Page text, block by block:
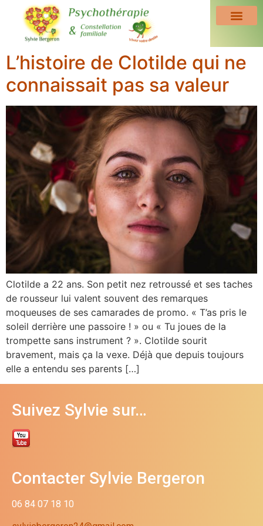
L’histoire de Clotilde qui ne
connaissait pas sa valeur
Clotilde a 22 ans. Son petit nez retroussé et ses taches
de rousseur lui valent souvent des remarques
moqueuses de ses camarades de promo. « T’as pris le
soleil derrière une passoire ! » ou « Tu joues de la
trompette sans instrument ? ». Clotilde sourit
bravement, mais ça la vexe. Déjà que depuis toujours
elle a entendu ses parents […]
Suivez Sylvie sur…
Contacter Sylvie Bergeron
06 84 07 18 10